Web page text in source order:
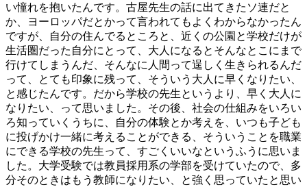
い憧れを抱いたんです。古屋先生の話に出てきたソ連だと
か、ヨーロッパだとかって言われてもよくわからなかったん
ですが、自分の住んでるところと、近くの公園と学校だけが
生活圏だった自分にとって、大人になるとそんなとこにまで
行けてしまうんだ、そんなに人間って逞しく生きられるんだ
って、とても印象に残って、そういう大人に早くなりたい、
と感じたんです。だから学校の先生というより、早く大人に
なりたい、って思いました。その後、社会の仕組みをいろい
ろ知っていくうちに、自分の体験とか考えを、いつも子ども
に投げかけ一緒に考えることができる、そういうことを職業
にできる学校の先生って、すごくいいなというふうに思いま
した。大学受験では教員採用系の学部を受けていたので、多
分そのときはもう教師になりたい、と強く思っていたと思い